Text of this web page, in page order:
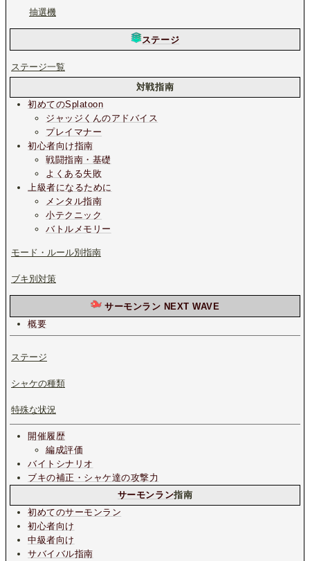
抽選機
ステージ
ステージ一覧
対戦指南
初めてのSplatoon
ジャッジくんのアドバイス
プレイマナー
初心者向け指南
戦闘指南・基礎
よくある失敗
上級者になるために
メンタル指南
小テクニック
バトルメモリー
モード・ルール別指南
ブキ別対策
サーモンラン NEXT WAVE
概要
ステージ
シャケの種類
特殊な状況
開催履歴
編成評価
バイトシナリオ
ブキの補正・シャケ達の攻撃力
サーモンラン指南
初めてのサーモンラン
初心者向け
中級者向け
サバイバル指南